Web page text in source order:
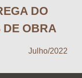
DO
DE OBRA
Ju ho/2022